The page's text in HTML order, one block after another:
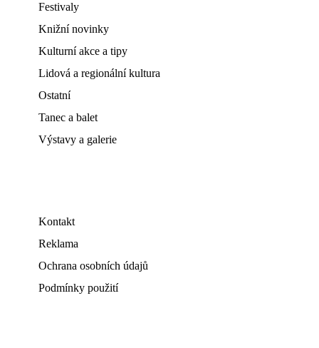
Festivaly
Knižní novinky
Kulturní akce a tipy
Lidová a regionální kultura
Ostatní
Tanec a balet
Výstavy a galerie
Kontakt
Reklama
Ochrana osobních údajů
Podmínky použití